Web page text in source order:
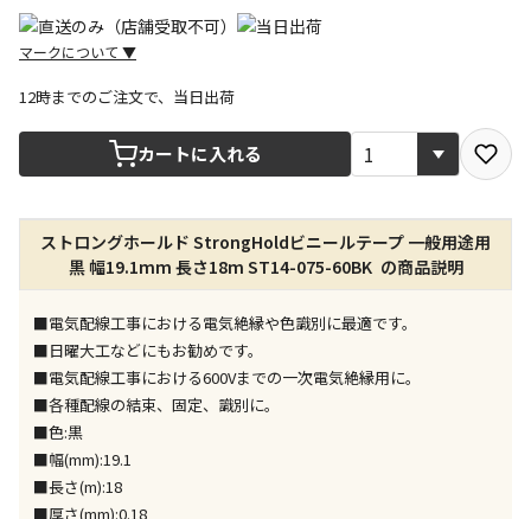
マークについて ▼
宅配や店舗受取を選択できる商品です
店舗のみで受取できる商品です（宅配便でのお届けが
できません）
※同時購入の商品は、全て同じ店舗での受取となりま
す
特定の店舗のみで受取ができる商品です（宅配便での
お届けができません）
※同時購入の商品は、全て同じ店舗での受取となりま
す
委託業者によりお届けする商品です
※ほか商品との同時購入はできません。お手数です
が、ご購入手続きを分けてお買い求めください
12時までのご注文で、当日出荷
カートに入れる
ストロングホールド StrongHoldビニールテープ 一般用途用
黒 幅19.1mm 長さ18m ST14-075-60BK の商品説明
■電気配線工事における電気絶縁や色識別に最適です。
■日曜大工などにもお勧めです。
■電気配線工事における600Vまでの一次電気絶縁用に。
■各種配線の結束、固定、識別に。
■色:黒
■幅(mm):19.1
■長さ(m):18
■厚さ(mm):0.18